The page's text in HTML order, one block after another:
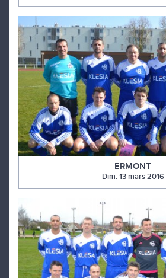
ERMONT
Dim. 13 mars 2016